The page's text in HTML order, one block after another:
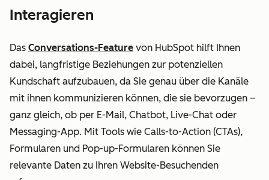
Interagieren
Das Conversations-Feature von HubSpot hilft Ihnen
dabei, langfristige Beziehungen zur potenziellen
Kundschaft aufzubauen, da Sie genau über die Kanäle
mit ihnen kommunizieren können, die sie bevorzugen –
ganz gleich, ob per E-Mail, Chatbot, Live-Chat oder
Messaging-App. Mit Tools wie Calls-to-Action (CTAs),
Formularen und Pop-up-Formularen können Sie
relevante Daten zu Ihren Website-Besuchenden